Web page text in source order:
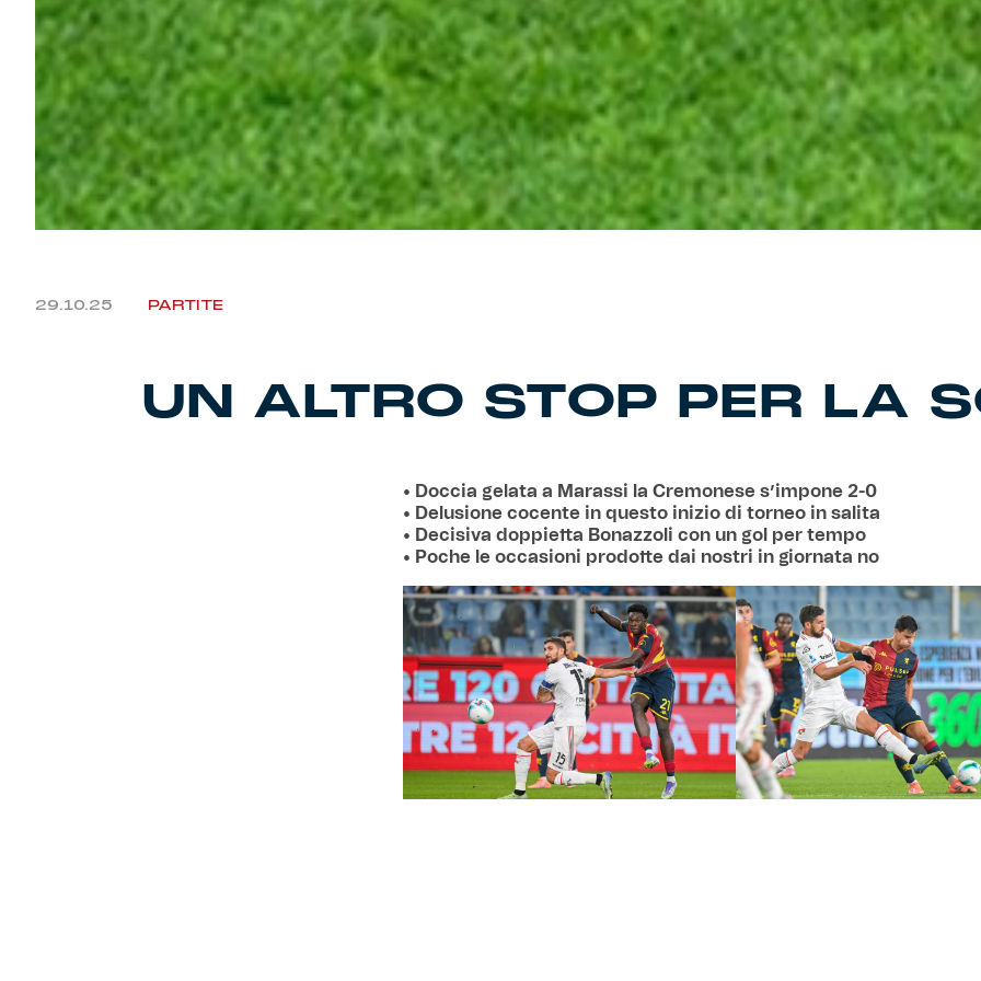
29.10.25 PARTITE
UN ALTRO STOP PER LA
• Doccia gelata a Marassi la Cremonese s’impone 2-0
• Delusione cocente in questo inizio di torneo in salita
• Decisiva doppietta Bonazzoli con un gol per tempo
• Poche le occasioni prodotte dai nostri in giornata no